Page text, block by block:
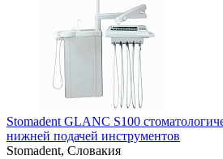
Stomadent GLANC S100
нижней подачей инструментов
Stomadent, Словакия